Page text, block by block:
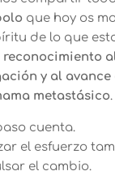
que hoy os
de lo que
reconocimiento
y al
metastásico.
cuenta.
el esfuerzo
el cambio.